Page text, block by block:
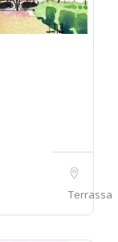
Terrassa